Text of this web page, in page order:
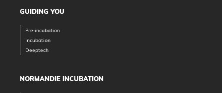
GUIDING YOU
Pre-incubation
Incubation
Deeptech
NORMANDIE INCUBATION